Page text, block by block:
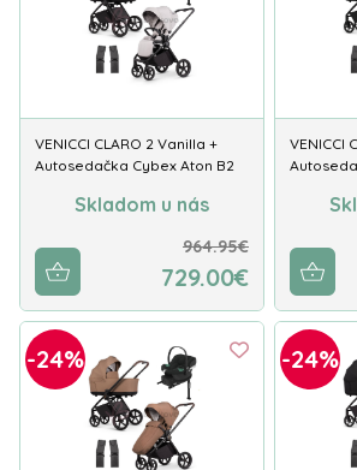
Obsahujú kočíky
Áno, mnohé modely obsahujú
VENICCI CLARO 2 Vanilla +
Autosedačka Cybex Aton B2
Skladom u nás
964.95€
729.00€
VENICCI
-24% -24%